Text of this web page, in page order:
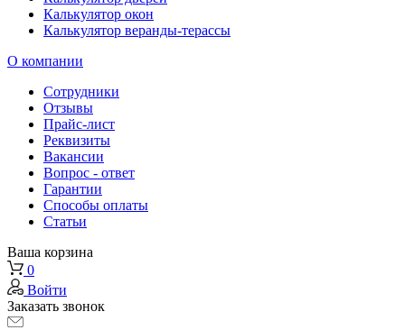
Калькулятор окон
Калькулятор веранды-терассы
О компании
Сотрудники
Отзывы
Прайс-лист
Реквизиты
Вакансии
Вопрос - ответ
Гарантии
Способы оплаты
Статьи
Ваша корзина
0
Войти
Заказать звонок